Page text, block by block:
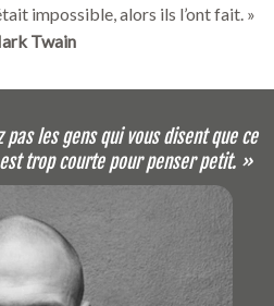
impossible, alors ils l’ont fait. »
Twain
pas les gens qui vous disent que ce
trop courte pour penser petit. »